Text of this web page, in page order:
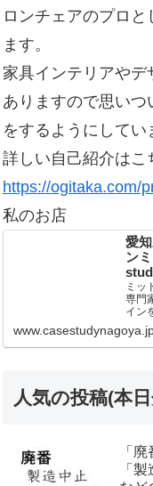
ロンチェアのプロ
ます。
家具インテリアや
ありますので思い
をするようにしてい
詳しい自己紹介はこ
https://ogitaka.com/
私のお店
愛
ン
ミッ
専門
イン
し
ロン
は当
人気の投稿(本
「
「